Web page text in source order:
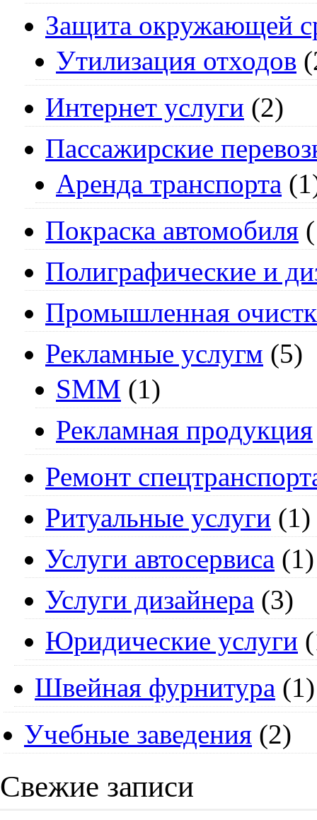
Защита окружающей
Утилизация отходов
Интернет услуги (2)
Пассажирские
Аренда транспорта
Покраска автомобиля
Полиграфические и
Промышленная
Рекламные услугм (5)
SMM (1)
Рекламная продукция
Ремонт
Ритуальные услуги (1)
Услуги автосервиса (1)
Услуги дизайнера (3)
Юридические услуги
Швейная фурнитура (1)
Учебные заведения (2)
Свежие записи